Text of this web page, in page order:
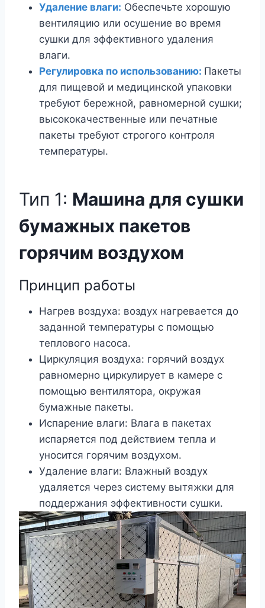
Удаление влаги: Обеспечьте хорошую
вентиляцию или осушение во время
сушки для эффективного удаления
влаги.
Регулировка по использованию: Пакеты
для пищевой и медицинской упаковки
требуют бережной, равномерной сушки;
высококачественные или печатные
пакеты требуют строгого контроля
температуры.
Тип 1: Машина для сушки
бумажных пакетов
горячим воздухом
Принцип работы
Нагрев воздуха: воздух нагревается до
заданной температуры с помощью
теплового насоса.
Циркуляция воздуха: горячий воздух
равномерно циркулирует в камере с
помощью вентилятора, окружая
бумажные пакеты.
Испарение влаги: Влага в пакетах
испаряется под действием тепла и
уносится горячим воздухом.
Удаление влаги: Влажный воздух
удаляется через систему вытяжки для
поддержания эффективности сушки.